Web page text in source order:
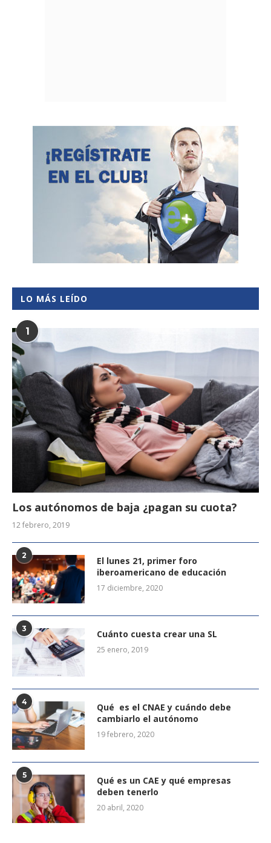
LO MÁS LEÍDO
1
Los autónomos de baja ¿pagan su cuota?
12 febrero, 2019
2
El lunes 21, primer foro
iberoamericano de educación
17 diciembre, 2020
3 Cuánto cuesta crear una SL
25 enero, 2019
4
Qué es el CNAE y cuándo debe
cambiarlo el autónomo
19 febrero, 2020
5
Qué es un CAE y qué empresas
deben tenerlo
20 abril, 2020